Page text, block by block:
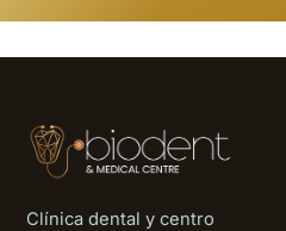
Clínica dental y centro